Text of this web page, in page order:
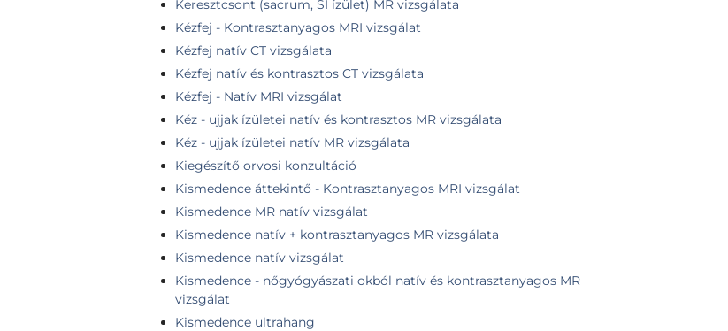
Keresztcsont (sacrum, SI ízület) MR vizsgálata
Kézfej - Kontrasztanyagos MRI vizsgálat
Kézfej natív CT vizsgálata
Kézfej natív és kontrasztos CT vizsgálata
Kézfej - Natív MRI vizsgálat
Kéz - ujjak ízületei natív és kontrasztos MR vizsgálata
Kéz - ujjak ízületei natív MR vizsgálata
Kiegészítő orvosi konzultáció
Kismedence áttekintő - Kontrasztanyagos MRI vizsgálat
Kismedence MR natív vizsgálat
Kismedence natív + kontrasztanyagos MR vizsgálata
Kismedence natív vizsgálat
Kismedence - nőgyógyászati okból natív és kontrasztanyagos MR
vizsgálat
Kismedence ultrahang